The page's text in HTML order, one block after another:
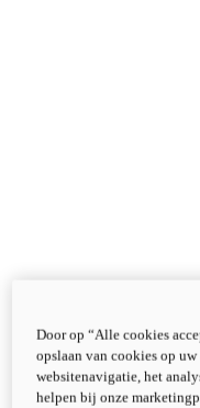
Door op “Alle cookies
opslaan van cookies op
websitenavigatie, het
helpen bij onze